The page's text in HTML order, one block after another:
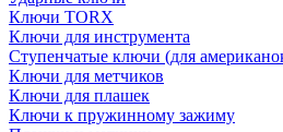
Ключи TORX
Ключи для инструмента
Ступенчатые ключи (для
Ключи для метчиков
Ключи для плашек
Ключи к пружинному зажиму